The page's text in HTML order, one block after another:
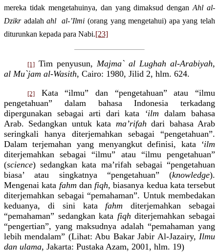
mereka tidak mengetahuinya, dan yang dimaksud denganAhl al-
Dzikr adalahahl al-’Ilmi (orang yang mengetahui) apa yang telah
diturunkan kepada para Nabi.[23]
[1] Tim penyusun, Majma` al Lughah al-Arabiyah,
al Mu`jam al-Wasith, Cairo: 1980, Jilid 2, hlm. 624.
[2]
Kata “ilmu” dan “pengetahuan” atau “ilmu
pengetahuan” dalam bahasa Indonesia terkadang
dipergunakan sebagai arti dari kata ‘ilmdalam bahasa
Arab. Sedangkan untuk kata ma’rifah dari bahasa Arab
seringkali hanya diterjemahkan sebagai “pengetahuan”.
Dalam terjemahan yang menyangkut definisi, kata ‘ilm
diterjemahkan sebagai “ilmu” atau “ilmu pengetahuan”
(science) sedangkan kata ma’rifah sebagai “pengetahuan
biasa’ atau singkatnya “pengetahuan” (knowledge).
Mengenai kata fahm dan fiqh, biasanya kedua kata tersebut
diterjemahkan sebagai “pemahaman”. Untuk membedakan
keduanya, di sini kata fahm diterjemahkan sebagai
“pemahaman” sedangkan kata fiqh diterjemahkan sebagai
“pengertian”, yang maksudnya adalah “pemahaman yang
lebih mendalam” (Lihat: Abu Bakar Jabir Al-Jazairy, Ilmu
dan ulama, Jakarta: Pustaka Azam, 2001, hlm. 19)